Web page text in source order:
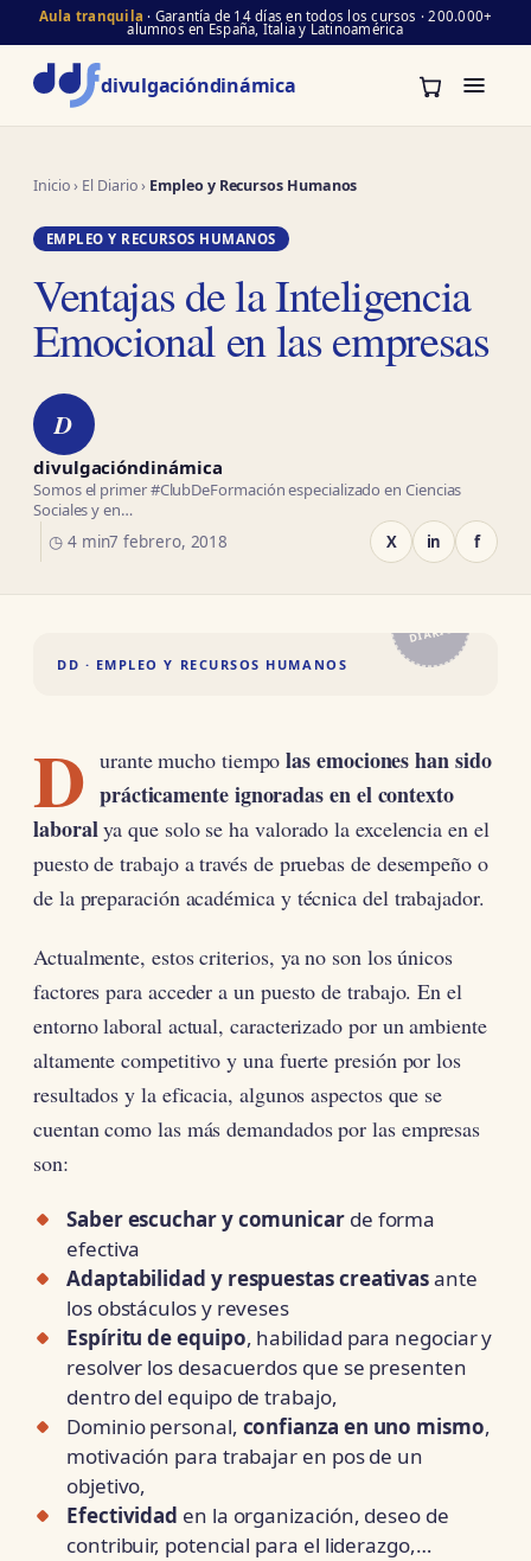
Aula tranquila · Garantía de 14 días en todos los cursos · 200.000+
alumnos en España, Italia y Latinoamérica
divulgacióndinámica
Inicio› El Diario› Empleo y Recursos Humanos
EMPLEO Y RECURSOS HUMANOS
Ventajas de la Inteligencia
Emocional en las empresas
D
divulgacióndinámica
Somos el primer #ClubDeFormación especializado en Ciencias
Sociales y en…
◷ 4 min7 febrero, 2018 X in f
DD · EMPLEO Y RECURSOS HUMANOS
DIARIO
D urante mucho tiempolas emociones han sido
prácticamente ignoradas en el contexto
laboralya que solo se ha valorado la excelencia en el
puesto de trabajo a través de pruebas de desempeño o
de la preparación académica y técnica del trabajador.
Actualmente, estos criterios, ya no son los únicos
factores para acceder a un puesto de trabajo. En el
entorno laboral actual, caracterizado por un ambiente
altamente competitivo y una fuerte presión por los
resultados y la eficacia, algunos aspectos que se
cuentan como las más demandados por las empresas
son:
Saber escuchar y comunicarde forma
efectiva
Adaptabilidad y respuestas creativasante
los obstáculos y reveses
Espíritu de equipo, habilidad para negociar y
resolver los desacuerdos que se presenten
dentro del equipo de trabajo,
Dominio personal, confianza en uno mismo,
motivación para trabajar en pos de un
objetivo,
Efectividad en la organización, deseo de
contribuir, potencial para el liderazgo,…